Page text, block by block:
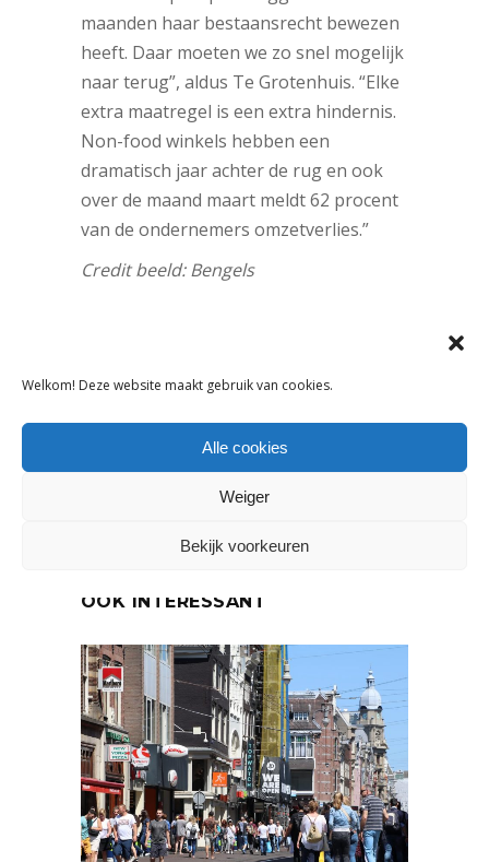
Welkom! Deze website maakt gebruik van cookies.
Alle cookies
Weiger
Bekijk voorkeuren
maanden haar bestaansrecht bewezen
heeft. Daar moeten we zo snel mogelijk
naar terug”, aldus Te Grotenhuis. “Elke
extra maatregel is een extra hindernis.
Non-food winkels hebben een
dramatisch jaar achter de rug en ook
over de maand maart meldt 62 procent
van de ondernemers omzetverlies.”
Credit beeld: Bengels
VORIG ARTIKEL VOLGEND ARTIKEL
OOK INTERESSANT